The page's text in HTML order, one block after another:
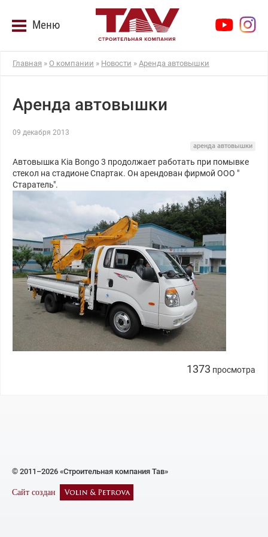
Меню
Главная » О компании » Новости » Аренда автовышки
Аренда автовышки
09 декабря 2013
аренда автовышки
Автовышка Kia Bongo 3 продолжает работать при помывке
стекол на стадионе Спартак. Он арендован фирмой ООО "
Старатель".
1373 просмотра
© 2011–2026 «Строительная компания Тав»
Сайт создан